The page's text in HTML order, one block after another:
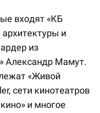
входят «КБ
архитектуры и
из
Александр Мамут.
«Живой
сети кинотеатров
и многое